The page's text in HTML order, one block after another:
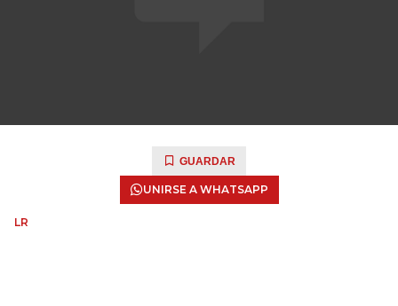
GUARDAR
UNIRSE A WHATSAPP
LR